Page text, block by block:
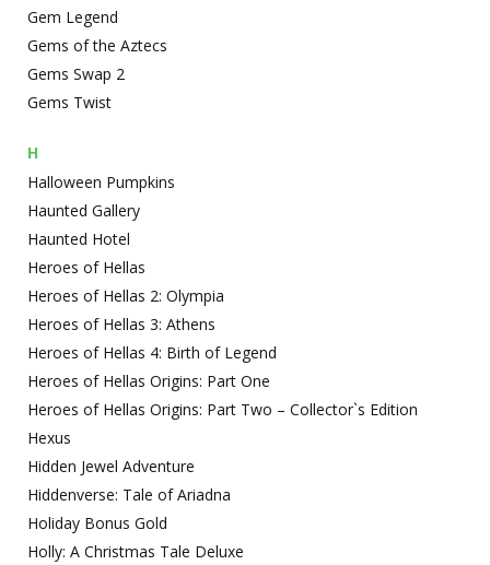
Gem Legend
Gems of the Aztecs
Gems Swap 2
Gems Twist
H
Halloween Pumpkins
Haunted Gallery
Haunted Hotel
Heroes of Hellas
Heroes of Hellas 2: Olympia
Heroes of Hellas 3: Athens
Heroes of Hellas 4: Birth of Legend
Heroes of Hellas Origins: Part One
Heroes of Hellas Origins: Part Two – Collector`s Edition
Hexus
Hidden Jewel Adventure
Hiddenverse: Tale of Ariadna
Holiday Bonus Gold
Holly: A Christmas Tale Deluxe